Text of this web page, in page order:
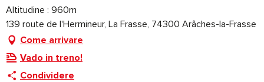
Altitudine : 960m
139 route de l'Hermineur, La Frasse, 74300 Arâches-la-Frasse
Come arrivare
Vado in treno!
Condividere